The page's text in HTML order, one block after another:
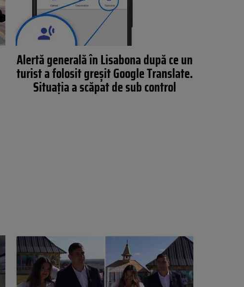
Alertă generală în Lisabona după ce un
turist a folosit greșit Google Translate.
Situația a scăpat de sub control